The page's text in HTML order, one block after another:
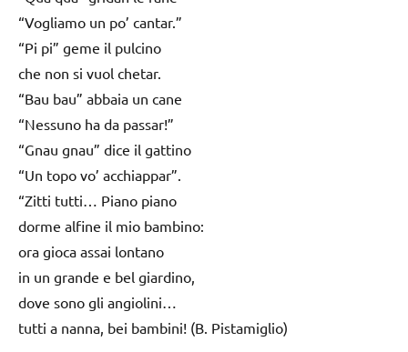
“Vogliamo un po’ cantar.”
“Pi pi” geme il pulcino
che non si vuol chetar.
“Bau bau” abbaia un cane
“Nessuno ha da passar!”
“Gnau gnau” dice il gattino
“Un topo vo’ acchiappar”.
“Zitti tutti… Piano piano
dorme alfine il mio bambino:
ora gioca assai lontano
in un grande e bel giardino,
dove sono gli angiolini…
tutti a nanna, bei bambini! (B. Pistamiglio)